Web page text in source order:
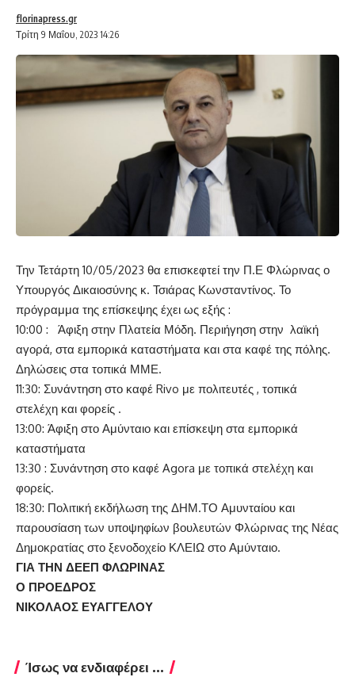
Τρίτη 9 Μαΐου, 2023 14:26
florinapress.gr
Την Τετάρτη 10/05/2023 θα επισκεφτεί την Π.Ε Φλώρινας ο
Υπουργός Δικαιοσύνης κ. Τσιάρας Κωνσταντίνος. Το
πρόγραμμα της επίσκεψης έχει ως εξής :
10:00 : Άφιξη στην Πλατεία Μόδη. Περιήγηση στην λαϊκή
αγορά, στα εμπορικά καταστήματα και στα καφέ της πόλης.
Δηλώσεις στα τοπικά ΜΜΕ.
11:30: Συνάντηση στο καφέ Rivo με πολιτευτές , τοπικά
στελέχη και φορείς .
13:00: Άφιξη στο Αμύνταιο και επίσκεψη στα εμπορικά
καταστήματα
13:30 : Συνάντηση στο καφέ Agora με τοπικά στελέχη και
φορείς.
18:30: Πολιτική εκδήλωση της ΔΗΜ.ΤΟ Αμυνταίου και
παρουσίαση των υποψηφίων βουλευτών Φλώρινας της Νέας
Δημοκρατίας στο ξενοδοχείο ΚΛΕΙΩ στο Αμύνταιο.
ΓΙΑ ΤΗΝ ΔΕΕΠ ΦΛΩΡΙΝΑΣ
Ο ΠΡΟΕΔΡΟΣ
ΝΙΚΟΛΑΟΣ ΕΥΑΓΓΕΛΟΥ
Ίσως να ενδιαφέρει ...